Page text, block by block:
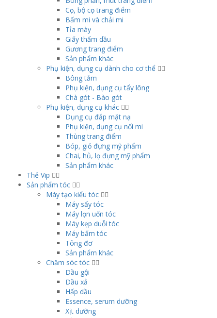
Cọ, bộ cọ trang điểm
Bấm mi và chải mi
Tỉa mày
Giấy thấm dầu
Gương trang điểm
Sản phẩm khác
Phụ kiện, dụng cụ dành cho cơ thể
Bông tắm
Phụ kiện, dụng cụ tẩy lông
Chà gót - Bào gót
Phụ kiện, dụng cụ khác
Dụng cụ đắp mặt nạ
Phụ kiện, dụng cụ nối mi
Thùng trang điểm
Bóp, giỏ đựng mỹ phẩm
Chai, hủ, lọ đựng mỹ phẩm
Sản phẩm khác
Thẻ Vip
Sản phẩm tóc
Máy tạo kiểu tóc
Máy sấy tóc
Máy lọn uốn tóc
Máy kẹp duỗi tóc
Máy bấm tóc
Tông đơ
Sản phẩm khác
Chăm sóc tóc
Dầu gội
Dầu xả
Hấp dầu
Essence, serum dưỡng
Xịt dưỡng